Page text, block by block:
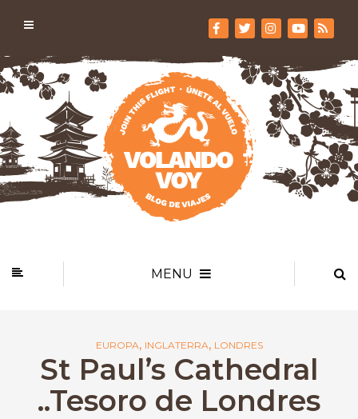
MENU
EUROPA, INGLATERRA, LONDRES
St Paul’s Cathedral
..Tesoro de Londres